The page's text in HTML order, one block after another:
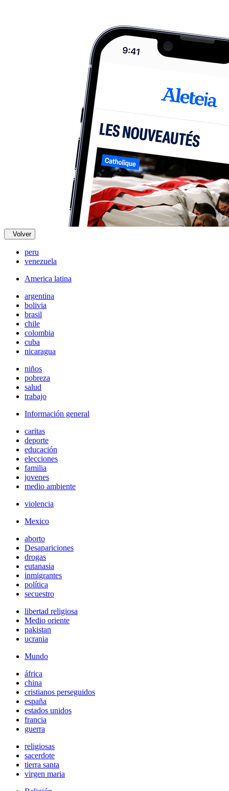
Volver
peru
venezuela
America latina
argentina
bolivia
brasil
chile
colombia
cuba
nicaragua
niños
pobreza
salud
trabajo
Información general
caritas
deporte
educación
elecciones
familia
jovenes
medio ambiente
violencia
Mexico
aborto
Desapariciones
drogas
eutanasia
inmigrantes
política
secuestro
libertad religiosa
Medio oriente
pakistan
ucrania
Mundo
áfrica
china
cristianos perseguidos
españa
estados unidos
francia
guerra
religiosas
sacerdote
tierra santa
virgen maria